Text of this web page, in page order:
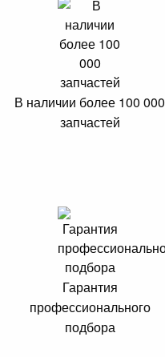
В наличии более 100 000
запчастей
Гарантия
профессионального
подбора